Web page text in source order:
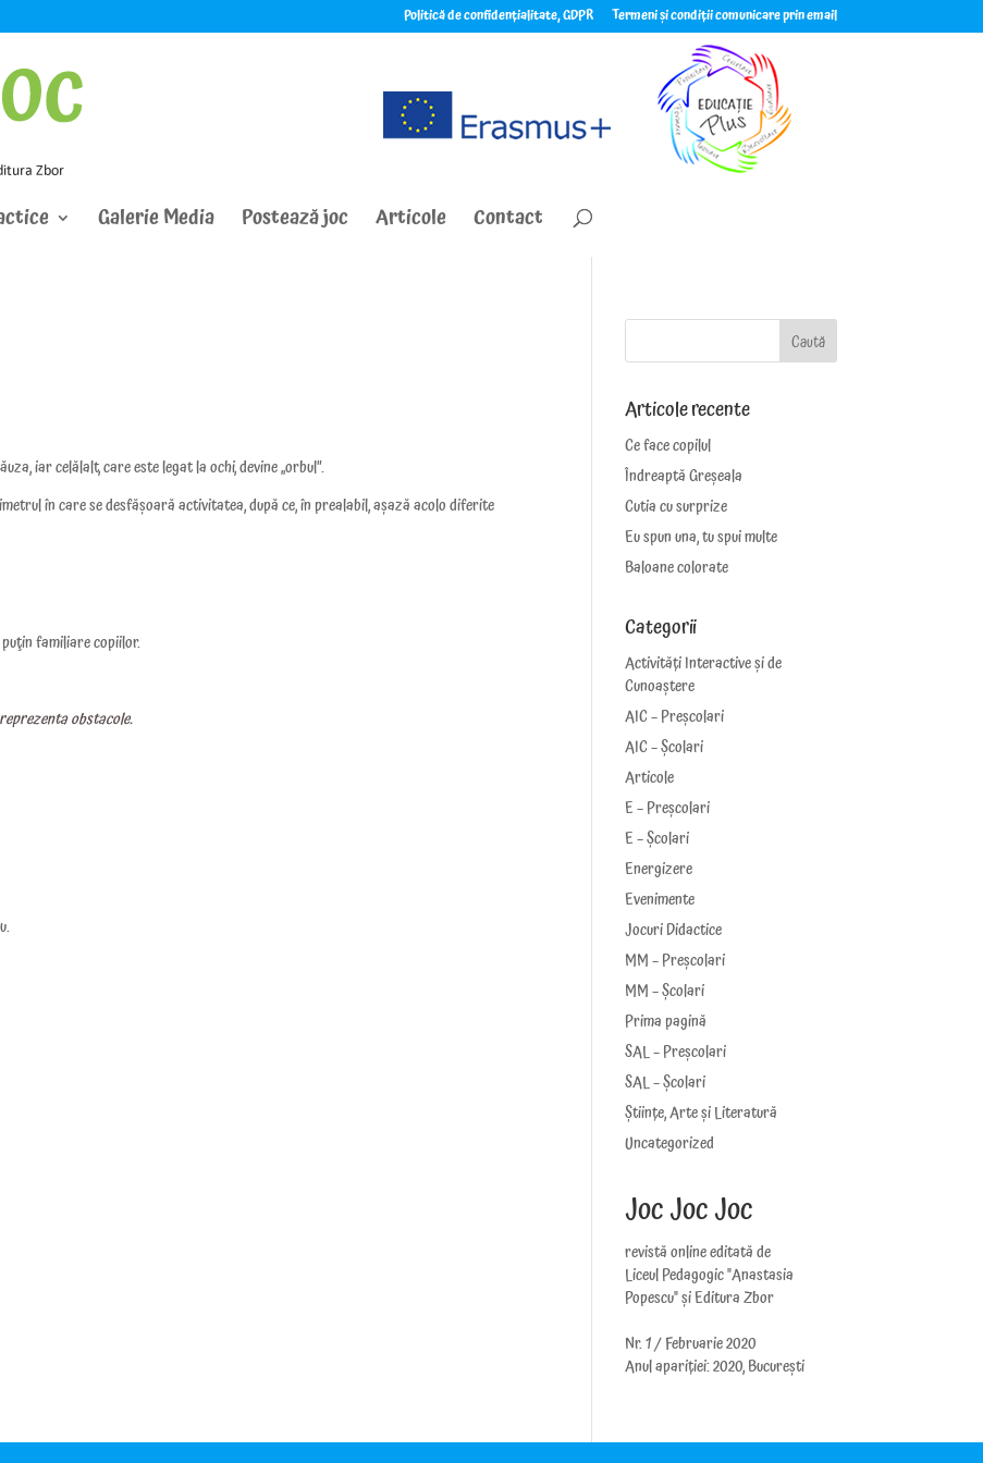
Politică de confidențialitate, GDPR Termeni și condiții comunicare prin email
Galerie Media Postează joc Articole Contact
iar celălalt, care este legat la ochi,devine„orbul”.
în care sedesfășoarăactivitatea, după ce, în prealabil, așază acolo diferite
familiare copiilor.
obstacole.
Articole recente
Ce face copilul
Îndreaptă Greșeala
Cutia cu surprize
Eu spun una, tu spui multe
Baloane colorate
Categorii
Activități Interactive și de
Cunoaștere
AIC – Preșcolari
AIC – Școlari
Articole
E – Preșcolari
E – Școlari
Energizere
Evenimente
Jocuri Didactice
MM – Preșcolari
MM – Școlari
Prima pagină
SAL – Preșcolari
SAL – Școlari
Științe, Arte și Literatură
Uncategorized
Joc Joc Joc
revistă online editată de
Liceul Pedagogic "Anastasia
Popescu" și Editura Zbor
Nr. 1 / Februarie 2020
Anul apariției: 2020, București